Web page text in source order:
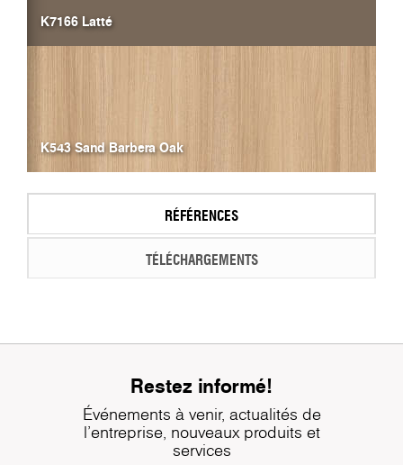
K7166 Latté
K543 Sand Barbera Oak
RÉFÉRENCES
TÉLÉCHARGEMENTS
Restez informé!
Événements à venir, actualités de
l'entreprise, nouveaux produits et
services